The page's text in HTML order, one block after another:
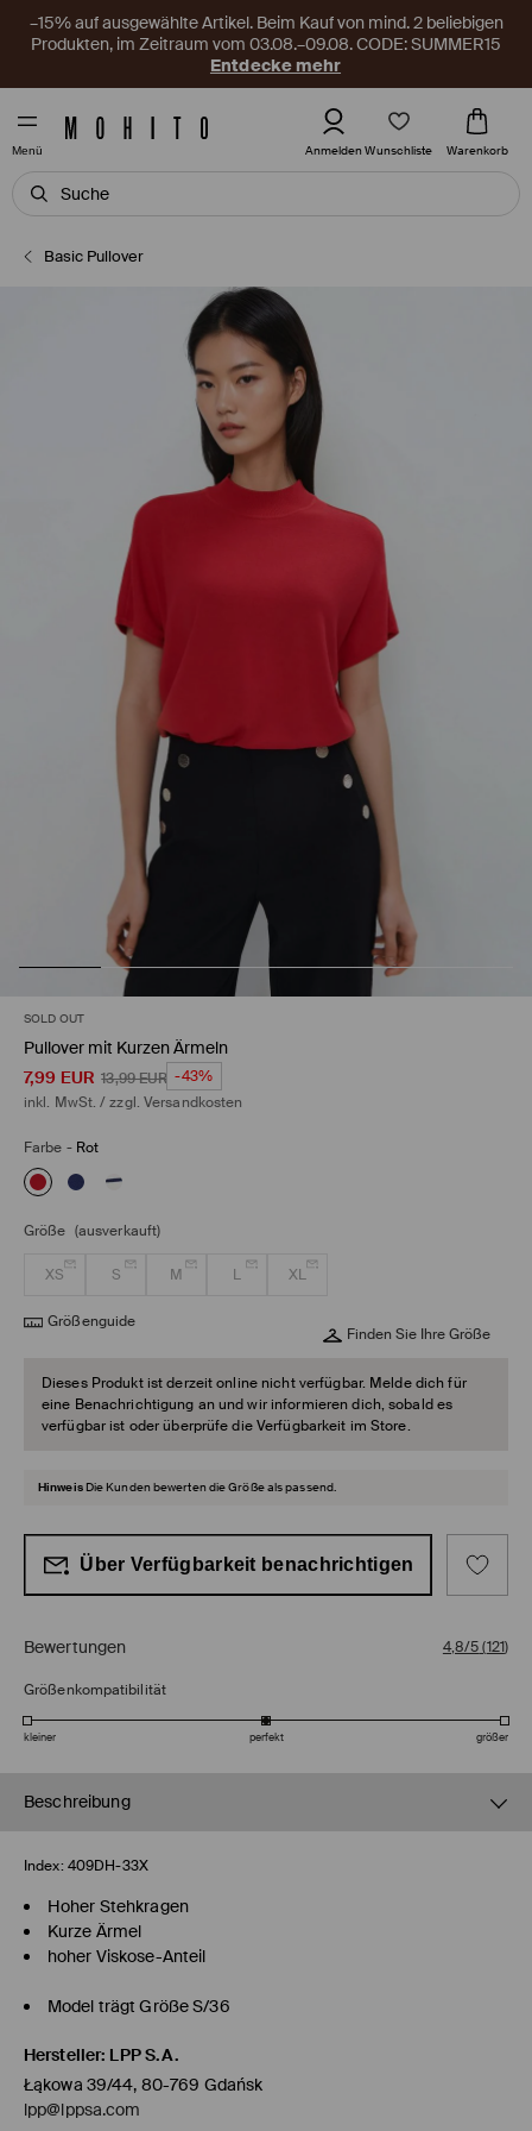
–15% auf ausgewählte Artikel. Beim Kauf von mind. 2 beliebigen
Produkten, im Zeitraum vom 03.08.–09.08. CODE: SUMMER15
Entdecke mehr
Menü Anmelden Wunschliste Warenkorb
Basic Pullover
SOLD OUT
Pullover mit Kurzen Ärmeln
7,99 EUR 13,99EUR -43%
inkl. MwSt. / zzgl. Versandkosten
Farbe - Rot
Größe (ausverkauft)
XS S M L XL
Größenguide
Finden Sie Ihre Größe
Dieses Produkt ist derzeit online nicht verfügbar. Melde dich für
eine Benachrichtigung an und wir informieren dich, sobald es
verfügbar ist oder überprüfe die Verfügbarkeit im Store.
Hinweis Die Kunden bewerten die Größe als passend.
Über Verfügbarkeit benachrichtigen
Bewertungen 4,8/5(121)
Größenkompatibilität
kleiner perfekt größer
Beschreibung
Index: 409DH-33X
Hoher Stehkragen
Kurze Ärmel
hoher Viskose-Anteil
Model trägt Größe S/36
Hersteller: LPP S.A.
Łąkowa 39/44, 80-769 Gdańsk
lpp@lppsa.com